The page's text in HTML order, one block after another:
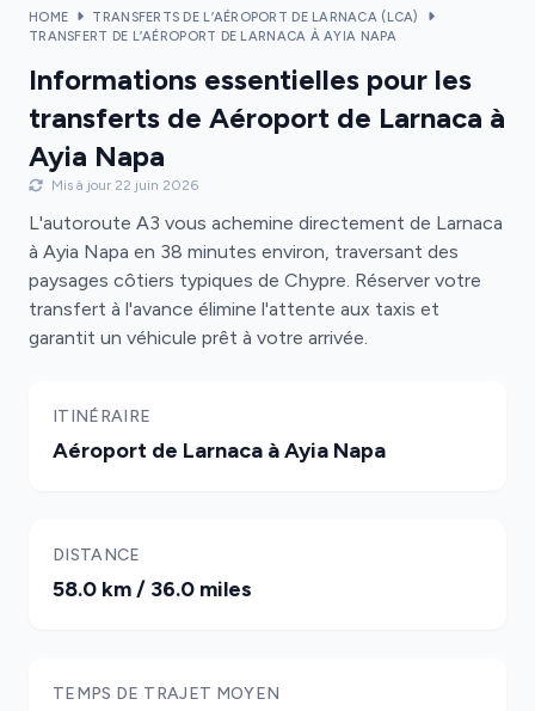
HOME
TRANSFERTS DE L’AÉROPORT DE LARNACA (LCA)
TRANSFERT DE L’AÉROPORT DE LARNACA À AYIA NAPA
Informations essentielles pour les
transferts de Aéroport de Larnaca à
Ayia Napa
Mis à jour 22 juin 2026
L'autoroute A3 vous achemine directement de Larnaca
à Ayia Napa en 38 minutes environ, traversant des
paysages côtiers typiques de Chypre. Réserver votre
transfert à l'avance élimine l'attente aux taxis et
garantit un véhicule prêt à votre arrivée.
ITINÉRAIRE
Aéroport de Larnaca à Ayia Napa
DISTANCE
58.0 km / 36.0 miles
TEMPS DE TRAJET MOYEN